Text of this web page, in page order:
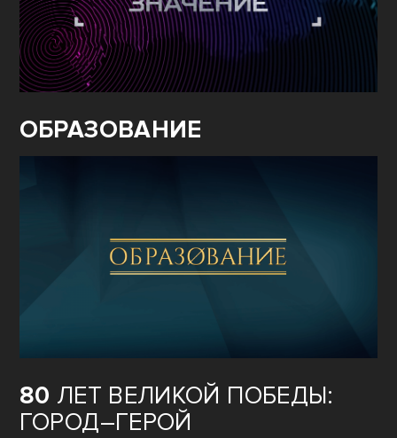
ОБРАЗОВАНИЕ
80 ЛЕТ ВЕЛИКОЙ ПОБЕДЫ:
ГОРОД–ГЕРОЙ